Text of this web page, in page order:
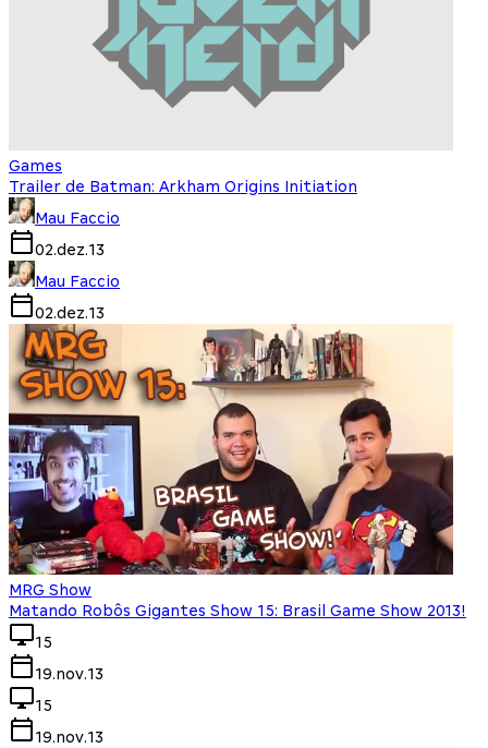
Games
Trailer de Batman: Arkham Origins Initiation
Mau Faccio
02.dez.13
Mau Faccio
02.dez.13
MRG Show
Matando Robôs Gigantes Show 15: Brasil Game Show 2013!
15
19.nov.13
15
19.nov.13